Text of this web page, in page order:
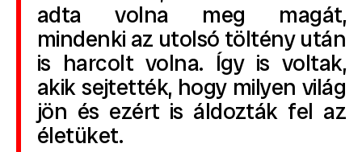
adta volna meg magát,
mindenki az utolsó töltény után
is harcolt volna. Így is voltak,
akik sejtették, hogy milyen világ
jön és ezért is áldozták fel az
életüket.